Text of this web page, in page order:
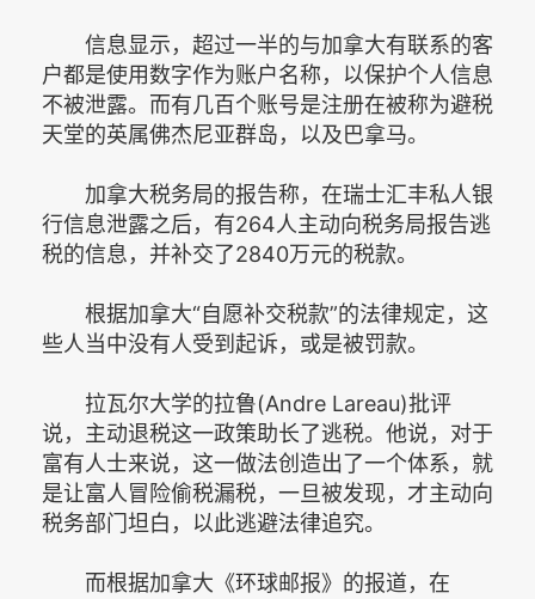
信息显示，超过一半的与加拿大有联系的客
户都是使用数字作为账户名称，以保护个人信息
不被泄露。而有几百个账号是注册在被称为避税
天堂的英属佛杰尼亚群岛，以及巴拿马。
加拿大税务局的报告称，在瑞士汇丰私人银
行信息泄露之后，有264人主动向税务局报告逃
税的信息，并补交了2840万元的税款。
根据加拿大“自愿补交税款”的法律规定，这
些人当中没有人受到起诉，或是被罚款。
拉瓦尔大学的拉鲁(Andre Lareau)批评
说，主动退税这一政策助长了逃税。他说，对于
富有人士来说，这一做法创造出了一个体系，就
是让富人冒险偷税漏税，一旦被发现，才主动向
税务部门坦白，以此逃避法律追究。
而根据加拿大《环球邮报》的报道，在